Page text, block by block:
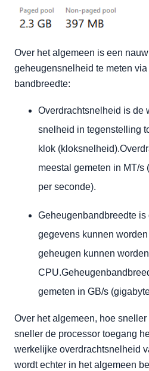
Over het algemeen is een
geheugensnelheid te meten
bandbreedte:
Overdrachtsnelheid is de
snelheid in tegenstelling
klok
meestal gemeten in MT/s
per seconde).
Geheugenbandbreedte
gegevens kunnen
geheugen kunnen
gemeten in GB/s
Over het algemeen, hoe
sneller de processor toegang
werkelijke overdrachtsnelheid
wordt echter in het algemeen